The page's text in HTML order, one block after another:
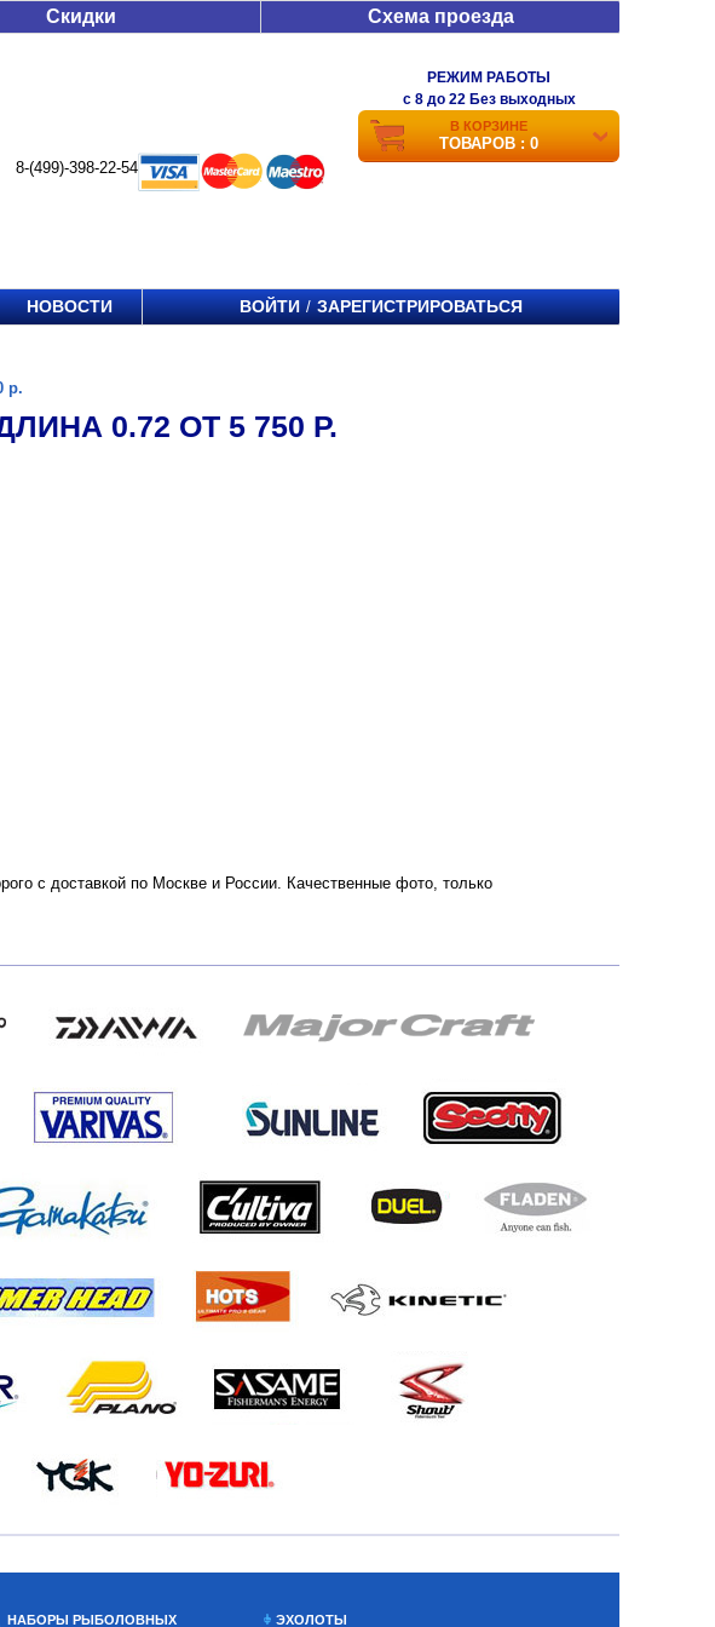
Скидки Схема проезда
8-(499)-398-22-54
РЕЖИМ РАБОТЫ
c 8 до 22 Без выходных
В КОРЗИНЕ
ТОВАРОВ : 0
НОВОСТИ ВОЙТИ / ЗАРЕГИСТРИРОВАТЬСЯ
р.
0.72 ОТ 5 750 Р.
с доставкой по Москве и России. Качественные фото, только
НАБОРЫ РЫБОЛОВНЫХ ЭХОЛОТЫ